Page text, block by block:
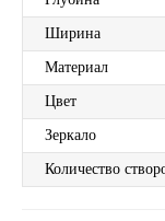
Ширина
Материал
Цвет
Зеркало
Количество